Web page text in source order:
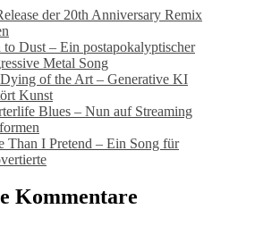
der 20th Anniversary Remix
to Dust – Ein postapokalyptischer
Metal Song
of the Art – Generative KI
Kunst
Blues – Nun auf Streaming
Than I Pretend – Ein Song für
Kommentare